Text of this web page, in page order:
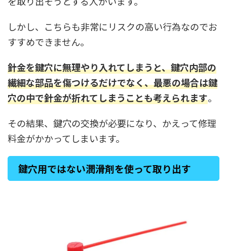
しかし、こちらも非常にリスクの高い行為なのでお
すすめできません。
針金を鍵穴に無理やり入れてしまうと、鍵穴内部の
繊細な部品を傷つけるだけでなく、最悪の場合は鍵
穴の中で針金が折れてしまうことも考えられます。
その結果、鍵穴の交換が必要になり、かえって修理
料金がかかってしまいます。
鍵穴用ではない潤滑剤を使って取り出す